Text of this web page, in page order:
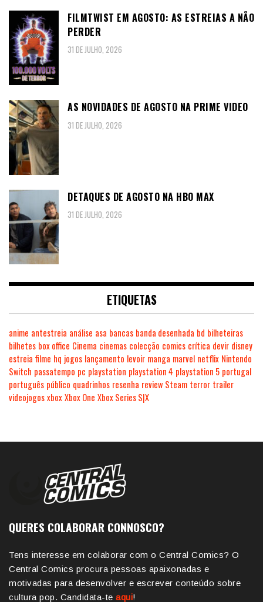
FILMTWIST EM AGOSTO: AS ESTREIAS A NÃO
PERDER
31 DE JULHO, 2026
AS NOVIDADES DE AGOSTO NA PRIME VIDEO
31 DE JULHO, 2026
DETAQUES DE AGOSTO NA HBO MAX
31 DE JULHO, 2026
ETIQUETAS
anime antestreia análise asa bancas banda desenhada bd bilheteiras
bilhetes box office Cinema cinemas colecção comics crítica devir disney
estreia filme hq jogos lançamento levoir manga marvel netflix Nintendo
Switch passatempo pc playstation playstation 4 playstation 5 portugal
português público quadrinhos resenha review Steam terror trailer
videojogosxboxXbox One Xbox Series S|X
QUERES COLABORAR CONNOSCO?
Tens interesse em colaborar com o Central Comics? O
Central Comics procura pessoas apaixonadas e
motivadas para desenvolver e escrever conteúdo sobre
cultura pop. Candidata-te aqui!